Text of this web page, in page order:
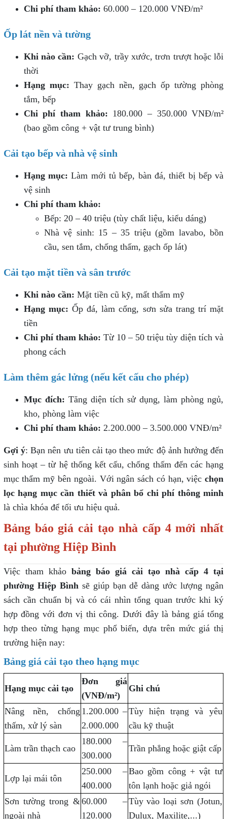
Chi phí tham khảo: 60.000 – 120.000 VNĐ/m²
Ốp lát nền và tường
Khi nào cần: Gạch vỡ, trầy xước, trơn trượt hoặc lỗi
thời
Hạng mục: Thay gạch nền, gạch ốp tường phòng
tắm, bếp
Chi phí tham khảo: 180.000 – 350.000 VNĐ/m²
(bao gồm công + vật tư trung bình)
Cải tạo bếp và nhà vệ sinh
Hạng mục: Làm mới tủ bếp, bàn đá, thiết bị bếp và
vệ sinh
Chi phí tham khảo:
Bếp: 20 – 40 triệu (tùy chất liệu, kiểu dáng)
Nhà vệ sinh: 15 – 35 triệu (gồm lavabo, bồn
cầu, sen tắm, chống thấm, gạch ốp lát)
Cải tạo mặt tiền và sân trước
Khi nào cần: Mặt tiền cũ kỹ, mất thẩm mỹ
Hạng mục: Ốp đá, làm cổng, sơn sửa trang trí mặt
tiền
Chi phí tham khảo: Từ 10 – 50 triệu tùy diện tích và
phong cách
Làm thêm gác lửng (nếu kết cấu cho phép)
Mục đích: Tăng diện tích sử dụng, làm phòng ngủ,
kho, phòng làm việc
Chi phí tham khảo: 2.200.000 – 3.500.000 VNĐ/m²
Gợi ý: Bạn nên ưu tiên cải tạo theo mức độ ảnh hưởng đến
sinh hoạt – từ hệ thống kết cấu, chống thấm đến các hạng
mục thẩm mỹ bên ngoài. Với ngân sách có hạn, việcchọn
lọc hạng mục cần thiết và phân bổ chi phí thông minh
là chìa khóa để tối ưu hiệu quả.
Bảng báo giá cải tạo nhà cấp 4 mới nhất
tại phường Hiệp Bình
Việc tham khảo bảng báo giá cải tạo nhà cấp 4 tại
phường Hiệp Bình sẽ giúp bạn dễ dàng ước lượng ngân
sách cần chuẩn bị và có cái nhìn tổng quan trước khi ký
hợp đồng với đơn vị thi công. Dưới đây là bảng giá tổng
hợp theo từng hạng mục phổ biến, dựa trên mức giá thị
trường hiện nay:
Bảng giá cải tạo theo hạng mục
Hạng mục cải tạo
Đơn giá
(VNĐ/m²)
Ghi chú
Nâng nền, chống
thấm, xử lý sàn
1.200.000 –
2.000.000
Tùy hiện trạng và yêu
cầu kỹ thuật
Làm trần thạch cao
180.000 –
300.000
Trần phẳng hoặc giật cấp
Lợp lại mái tôn
250.000 –
400.000
Bao gồm công + vật tư
tôn lạnh hoặc giả ngói
Sơn tường trong &
ngoài nhà
60.000 –
120.000
Tùy vào loại sơn (Jotun,
Dulux, Maxilite,...)